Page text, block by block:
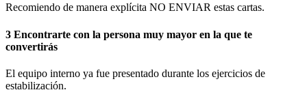
Recomiendo de manera explícita NO ENVIAR estas cartas.
3 Encontrarte con la persona muy mayor en la que te
convertirás
El equipo interno ya fue presentado durante los ejercicios de
estabilización.